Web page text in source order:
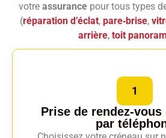
votre assurancepour tous types
(réparation d’éclat, pare‑brise,
arrière, toit
1
Prise de rendez-vous
par